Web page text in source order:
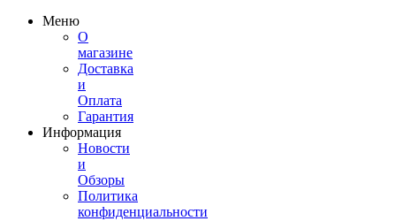
Меню
О
магазине
Доставка
и
Оплата
Гарантия
Информация
Новости
и
Обзоры
Политика
конфиденциальности